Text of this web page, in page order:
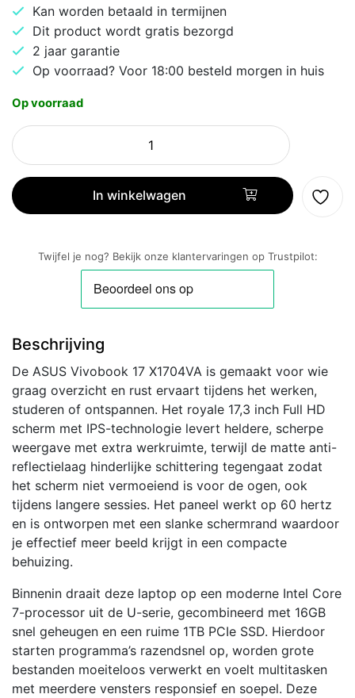
Kan worden betaald in termijnen
Dit product wordt gratis bezorgd
2 jaar garantie
Op voorraad? Voor 18:00 besteld morgen in huis
Op voorraad
ASUS
Vivobook
X1704VA
|
Core
150U
|
16GB
RAM
|
1TB
SSD
|
W11
Professional
aantal
In winkelwagen
Twijfel je nog? Bekijk onze klantervaringen op Trustpilot:
Beschrijving
De ASUS Vivobook 17 X1704VA is gemaakt voor wie
graag overzicht en rust ervaart tijdens het werken,
studeren of ontspannen. Het royale 17,3 inch Full HD
scherm met IPS-technologie levert heldere, scherpe
weergave met extra werkruimte, terwijl de matte anti-
reflectielaag hinderlijke schittering tegengaat zodat
het scherm niet vermoeiend is voor de ogen, ook
tijdens langere sessies. Het paneel werkt op 60 hertz
en is ontworpen met een slanke schermrand waardoor
je effectief meer beeld krijgt in een compacte
behuizing.
Binnenin draait deze laptop op een moderne Intel Core
7-processor uit de U-serie, gecombineerd met 16GB
snel geheugen en een ruime 1TB PCIe SSD. Hierdoor
starten programma’s razendsnel op, worden grote
bestanden moeiteloos verwerkt en voelt multitasken
met meerdere vensters responsief en soepel. Deze